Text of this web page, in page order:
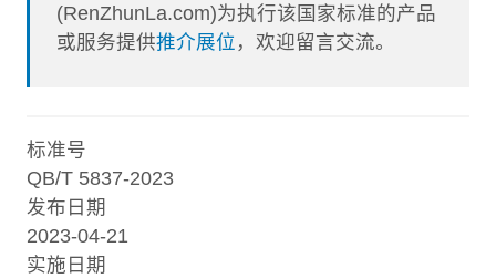
(RenZhunLa.com)为执行该国家标准的产品
或服务提供推介展位 ，欢迎留言交流。
标准号
QB/T 5837-2023
发布日期
2023-04-21
实施日期